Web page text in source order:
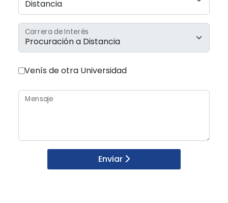
Carrera de Interés
Venís de otra Universidad
Mensaje
Enviar